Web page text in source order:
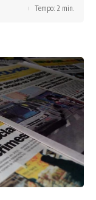
Tempo: 2 min.